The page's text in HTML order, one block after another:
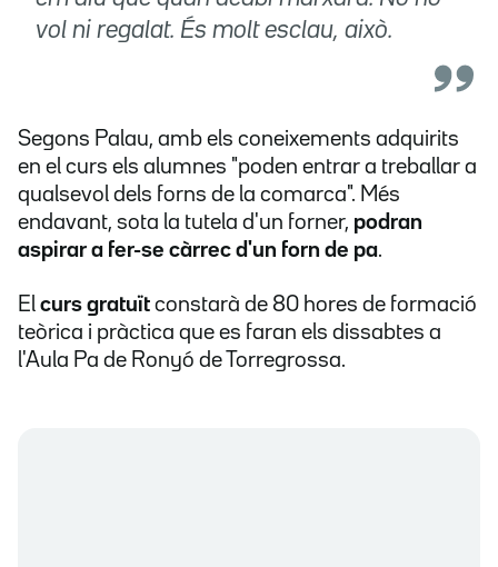
vol ni regalat. És molt esclau, això.
Segons Palau, amb els coneixements adquirits
en el curs els alumnes "poden entrar a treballar a
qualsevol dels forns de la comarca". Més
endavant, sota la tutela d'un forner, podran
aspirar a fer-se càrrec d'un forn de pa.
El curs gratuït constarà de 80 hores de formació
teòrica i pràctica que es faran els dissabtes a
l'Aula Pa de Ronyó de Torregrossa.